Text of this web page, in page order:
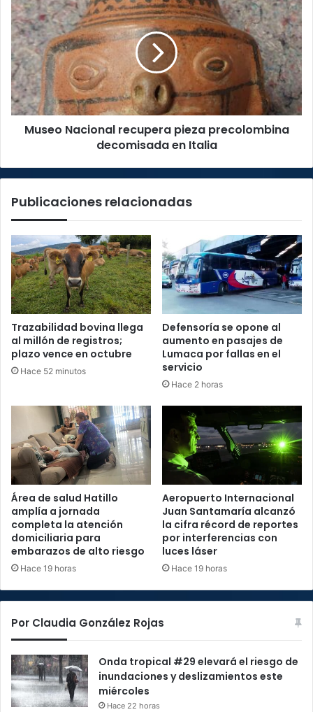
Cosevi
Nacional
recupera
pieza
precolombina
decomisada
en
Italia
Museo Nacional recupera pieza precolombina
decomisada en Italia
Publicaciones relacionadas
Trazabilidad bovina llega
al millón de registros;
plazo vence en octubre
Hace 52 minutos
Defensoría se opone al
aumento en pasajes de
Lumaca por fallas en el
servicio
Hace 2 horas
Área de salud Hatillo
amplía a jornada
completa la atención
domiciliaria para
embarazos de alto riesgo
Hace 19 horas
Aeropuerto Internacional
Juan Santamaría alcanzó
la cifra récord de reportes
por interferencias con
luces láser
Hace 19 horas
Por Claudia González Rojas
Onda tropical #29 elevará el riesgo de
inundaciones y deslizamientos este
miércoles
Hace 22 horas